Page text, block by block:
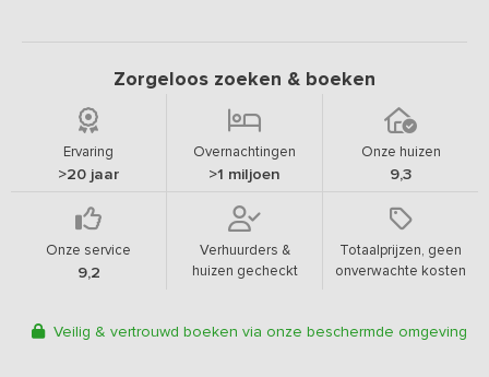
Zorgeloos zoeken & boeken
Ervaring
>20 jaar
Overnachtingen
>1 miljoen
Onze huizen
9,3
Onze service
9,2
Verhuurders &
huizen gecheckt
Totaalprijzen, geen
onverwachte kosten
Veilig & vertrouwd boeken via onze beschermde omgeving